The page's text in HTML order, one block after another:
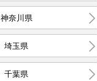
神奈川県
埼玉県
千葉県